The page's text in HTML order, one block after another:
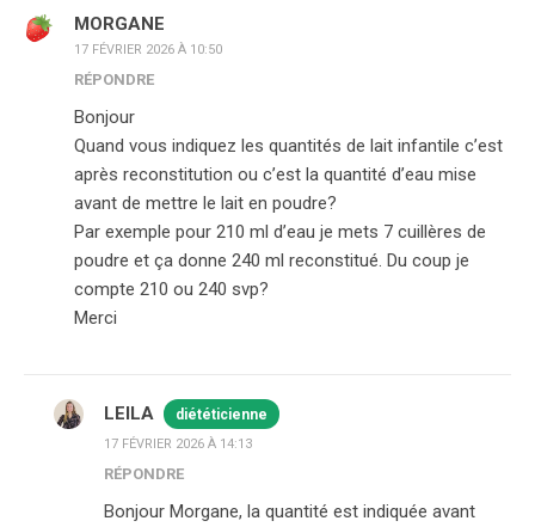
MORGANE
17 FÉVRIER 2026 À 10:50
RÉPONDRE
Bonjour
Quand vous indiquez les quantités de lait infantile c’est
après reconstitution ou c’est la quantité d’eau mise
avant de mettre le lait en poudre?
Par exemple pour 210 ml d’eau je mets 7 cuillères de
poudre et ça donne 240 ml reconstitué. Du coup je
compte 210 ou 240 svp?
Merci
LEILA diététicienne
17 FÉVRIER 2026 À 14:13
RÉPONDRE
Bonjour Morgane, la quantité est indiquée avant